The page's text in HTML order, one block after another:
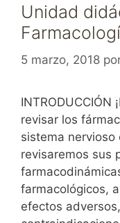
Unidad
5 marzo, 2018
INTRODUCCIÓN
revisar los
sistema nervioso
revisaremos sus
farmacológicos,
efectos